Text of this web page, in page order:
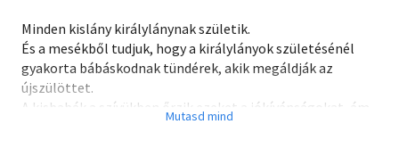
Minden kislány királylánynak születik.
És a mesékből tudjuk, hogy a királylányok születésénél
gyakorta bábáskodnak tündérek, akik megáldják az
újszülöttet.
A kisbabák a szívükben őrzik ezeket a jókívánságokat, ám